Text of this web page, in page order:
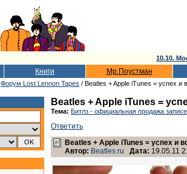
10.10.
Книги Мр.Поустман
Форум Lost Lennon Tapes / Beatles + Apple iTunes = успех
Beatles + Apple iTunes =
Тема: Битлз - официальная продажа
Ответить
Beatles + Apple iTunes = успех и
Автор: Beatles.ru Дата: 19.05.11